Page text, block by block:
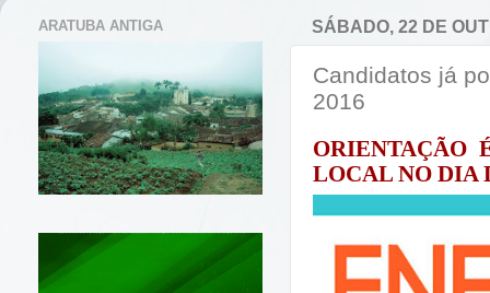
SÁBADO, 22 DE
Candidatos já
2016
ORIENTAÇÃO
LOCAL NO DIA
ARATUBA ANTIGA